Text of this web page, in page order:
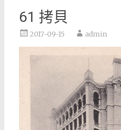
61 拷貝
2017-09-15 admin